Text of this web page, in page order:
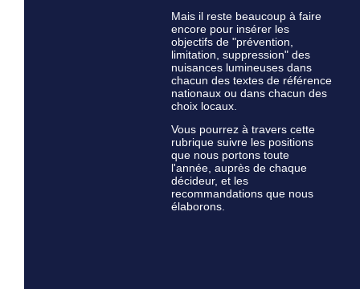
Mais il reste beaucoup à faire
encore pour insérer les
objectifs de "prévention,
limitation, suppression" des
nuisances lumineuses dans
chacun des textes de référence
nationaux ou dans chacun des
choix locaux.
Vous pourrez à travers cette
rubrique suivre les positions
que nous portons toute
l'année, auprès de chaque
décideur, et les
recommandations que nous
élaborons.